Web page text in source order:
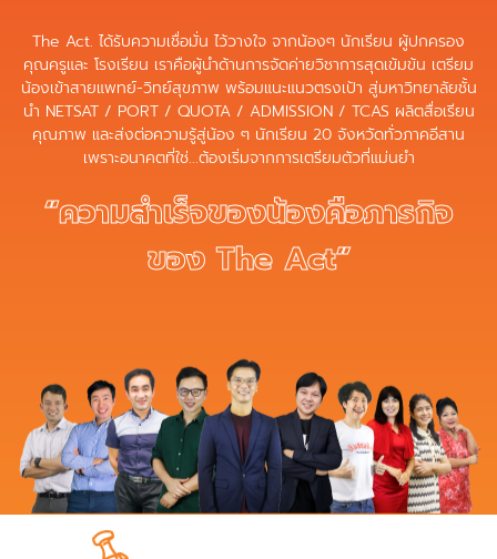
The Act. ได้รับความเชื่อมั่น ไว้วางใจ จากน้องๆ นักเรียน ผู้ปกครอง
คุณครูและ โรงเรียน เราคือผู้นำด้านการจัดค่ายวิชาการสุดเข้มข้น เตรียม
น้องเข้าสายแพทย์-วิทย์สุขภาพ พร้อมแนะแนวตรงเป้า สู่มหาวิทยาลัยชั้น
นำ NETSAT / PORT / QUOTA / ADMISSION / TCAS ผลิตสื่อเรียน
คุณภาพ และส่งต่อความรู้สู่น้อง ๆ นักเรียน 20 จังหวัดทั่วภาคอีสาน
เพราะอนาคตที่ใช่...ต้องเริ่มจากการเตรียมตัวที่แม่นยำ
“ความสำเร็จของน้องคือภารกิจ
ของ The Act”